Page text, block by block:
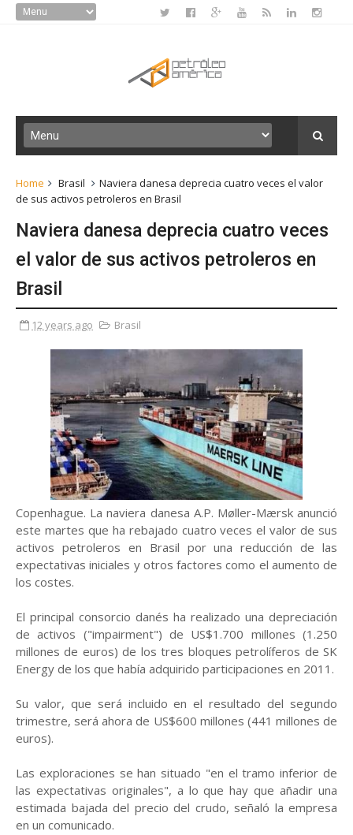
Home Brasil
Naviera danesa deprecia cuatro veces el valor
de sus activos petroleros en Brasil
Naviera danesa deprecia cuatro veces
el valor de sus activos petroleros en
Brasil
12 years ago Brasil
Copenhague. La naviera danesa A.P. Møller-Mærsk anunció
este martes que ha rebajado cuatro veces el valor de sus
activos petroleros en Brasil por una reducción de las
expectativas iniciales y otros factores como el aumento de
los costes.
El principal consorcio danés ha realizado una depreciación
de activos ("impairment") de US$1.700 millones (1.250
millones de euros) de los tres bloques petrolíferos de SK
Energy de los que había adquirido participaciones en 2011.
Su valor, que será incluido en el resultado del segundo
trimestre, será ahora de US$600 millones (441 millones de
euros).
Las exploraciones se han situado "en el tramo inferior de
las expectativas originales", a lo que hay que añadir una
estimada bajada del precio del crudo, señaló la empresa
en un comunicado.